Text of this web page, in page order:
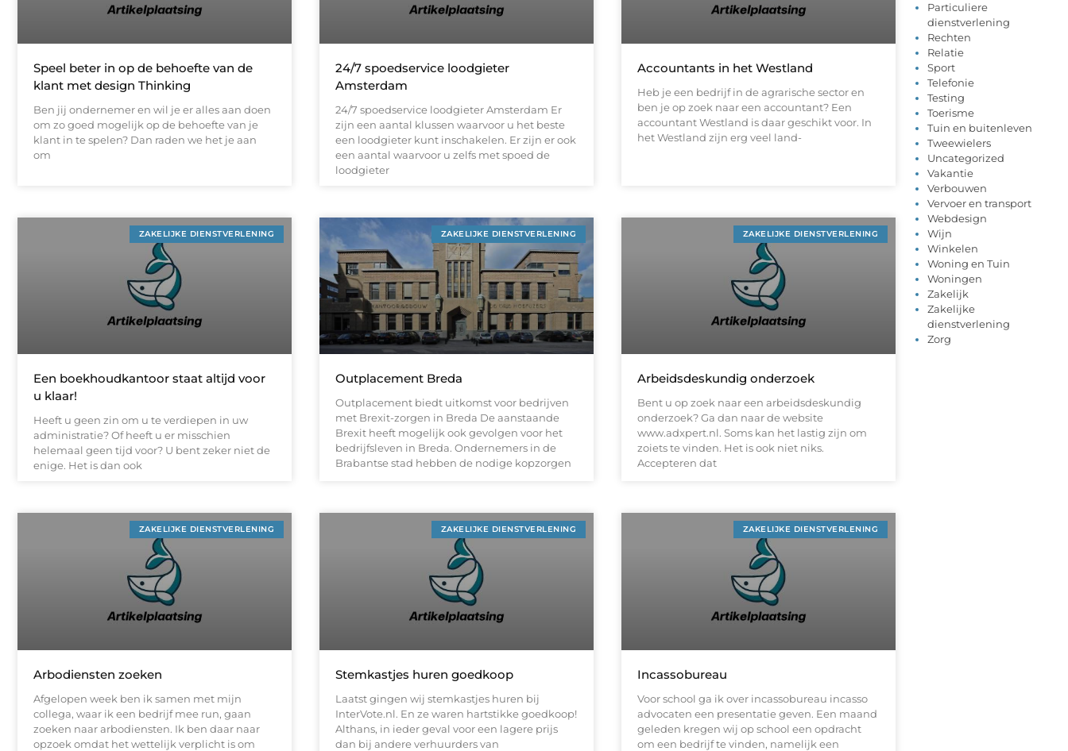
Speel beter in op de behoefte van de
klant met design Thinking
Ben jij ondernemer en wil je er alles aan doen
om zo goed mogelijk op de behoefte van je
klant in te spelen? Dan raden we het je aan
om
24/7 spoedservice loodgieter
Amsterdam
24/7 spoedservice loodgieter Amsterdam Er
zijn een aantal klussen waarvoor u het beste
een loodgieter kunt inschakelen. Er zijn er ook
een aantal waarvoor u zelfs met spoed de
loodgieter
Accountants in het Westland
Heb je een bedrijf in de agrarische sector en
ben je op zoek naar een accountant? Een
accountant Westland is daar geschikt voor. In
het Westland zijn erg veel land-
ZAKELIJKE DIENSTVERLENING
Een boekhoudkantoor staat altijd voor
u klaar!
Heeft u geen zin om u te verdiepen in uw
administratie? Of heeft u er misschien
helemaal geen tijd voor? U bent zeker niet de
enige. Het is dan ook
ZAKELIJKE DIENSTVERLENING
Outplacement Breda
Outplacement biedt uitkomst voor bedrijven
met Brexit-zorgen in Breda De aanstaande
Brexit heeft mogelijk ook gevolgen voor het
bedrijfsleven in Breda. Ondernemers in de
Brabantse stad hebben de nodige kopzorgen
ZAKELIJKE DIENSTVERLENING
Arbeidsdeskundig onderzoek
Bent u op zoek naar een arbeidsdeskundig
onderzoek? Ga dan naar de website
www.adxpert.nl. Soms kan het lastig zijn om
zoiets te vinden. Het is ook niet niks.
Accepteren dat
ZAKELIJKE DIENSTVERLENING
Arbodiensten zoeken
Afgelopen week ben ik samen met mijn
collega, waar ik een bedrijf mee run, gaan
zoeken naar arbodiensten. Ik ben daar naar
opzoek omdat het wettelijk verplicht is om
ZAKELIJKE DIENSTVERLENING
Stemkastjes huren goedkoop
Laatst gingen wij stemkastjes huren bij
InterVote.nl. En ze waren hartstikke goedkoop!
Althans, in ieder geval voor een lagere prijs
dan bij andere verhuurders van
ZAKELIJKE DIENSTVERLENING
Incassobureau
Voor school ga ik over incassobureau incasso
advocaten een presentatie geven. Een maand
geleden kregen wij op school een opdracht
om een bedrijf te vinden, namelijk een
Particuliere
dienstverlening
Rechten
Relatie
Sport
Telefonie
Testing
Toerisme
Tuin en buitenleven
Tweewielers
Uncategorized
Vakantie
Verbouwen
Vervoer en transport
Webdesign
Wijn
Winkelen
Woning en Tuin
Woningen
Zakelijk
Zakelijke
dienstverlening
Zorg